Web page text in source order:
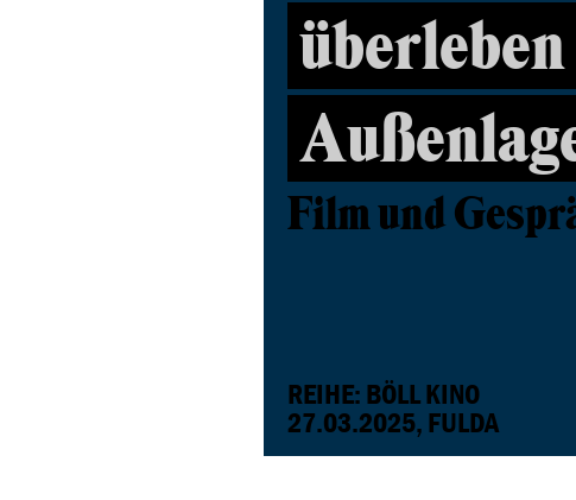
Film und
REIHE: BÖLL KINO
27.03.2025, FULDA